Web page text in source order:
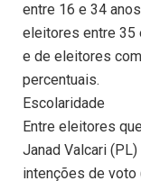
entre 16 e 34
eleitores entre 35
e de eleitores
percentuais.
Escolaridade
Entre eleitores
Janad Valcari
intenções de voto